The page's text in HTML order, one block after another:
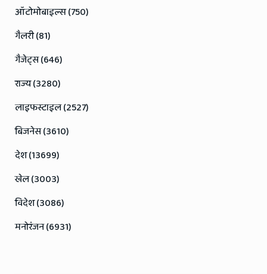
ऑटोमोबाइल्स (750)
गैलरी (81)
गैजेट्स (646)
राज्य (3280)
लाइफस्टाइल (2527)
बिजनेस (3610)
देश (13699)
खेल (3003)
विदेश (3086)
मनोरंजन (6931)